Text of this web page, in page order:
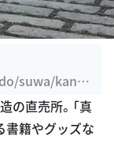
suwa/kanko
の直売所。「真
書籍やグッズな